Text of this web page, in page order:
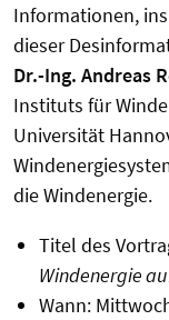
Informationen,
dieser
Dr.-Ing. Andreas
Instituts für
Universität
die Windenergie.
Titel des
Windenergie
Wann: